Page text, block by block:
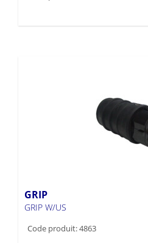
GRIP
GRIP W/US
Code produit: 4863